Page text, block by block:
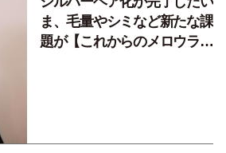
ま、毛量やシミなど新たな課
題が【これからのメロウライ